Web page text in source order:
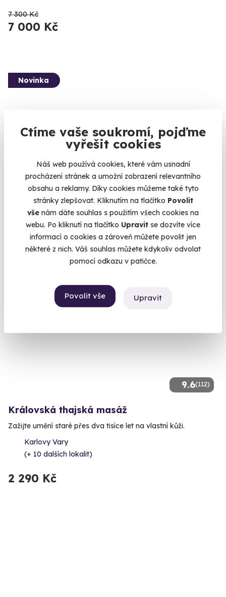
Ctíme vaše soukromí, pojďme
vyřešit cookies
Náš web používá cookies, které vám usnadní
procházení stránek a umožní zobrazení relevantního
obsahu a reklamy. Díky cookies můžeme také tyto
stránky zlepšovat. Kliknutím na tlačítko Povolit
vše nám dáte souhlas s použitím všech cookies na
webu. Po kliknutí na tlačítko Upravit se dozvíte více
informací o cookies a zároveň můžete povolit jen
některé z nich. Váš souhlas můžete kdykoliv odvolat
pomocí odkazu v patičce.
Povolit vše Upravit
7 300 Kč
7 000 Kč
Novinka
Univerzální poukaz na masáž
Vyberte si jednu z luxusních masážích a dopřejte si chvíli
odpočínku
Karlovy Vary
(+ 10 dalších lokalit)
1 840 Kč
9.6(112)
Královská thajská masáž
Zažijte umění staré přes dva tisíce let na vlastní kůži.
Karlovy Vary
(+ 10 dalších lokalit)
2 290 Kč